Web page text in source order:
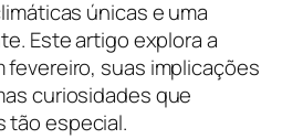
únicas e uma
Este artigo explora a
fevereiro, suas implicações
curiosidades que
tão especial.